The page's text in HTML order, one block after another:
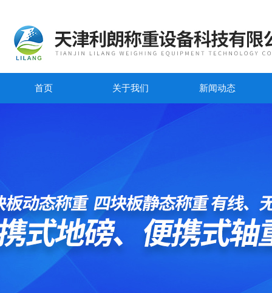
首页 关于我们 新闻动态